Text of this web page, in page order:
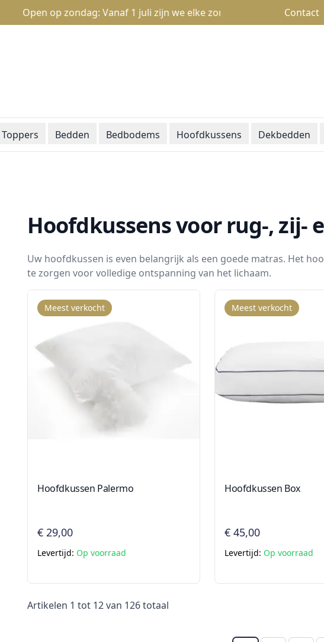
Open op zondag: Vanaf 1 juli zijn we elke zondag open van 13u tot 18u
Contact
Toppers Bedden Bedbodems Hoofdkussens Dekbedden
Hoofdkussens voor rug-, zij-
Uw hoofdkussen is even belangrijk als een goede matras. Het
te zorgen voor volledige ontspanning van het lichaam.
Meest verkocht
Hoofdkussen Palermo
€ 29,00
Levertijd: Op voorraad
Meest verkocht
Hoofdkussen Box
€ 45,00
Levertijd: Op voorraad
Artikelen 1 tot 12van 126totaal